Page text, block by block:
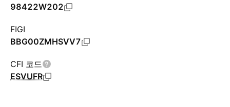
98422W202
FIGI
BBG00ZMHSVV7
CFI 코드
ESVUFR